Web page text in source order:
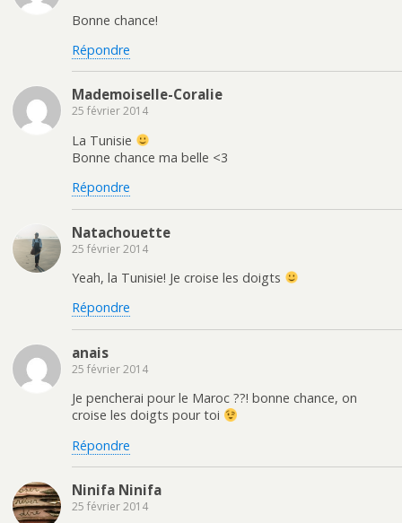
Bonne chance!
Répondre
Mademoiselle-Coralie
25 février 2014
La Tunisie
Bonne chance ma belle <3
Répondre
Natachouette
25 février 2014
Yeah, la Tunisie! Je croise les doigts
Répondre
anais
25 février 2014
Je pencherai pour le Maroc ??! bonne chance, on
croise les doigts pour toi
Répondre
Ninifa Ninifa
25 février 2014